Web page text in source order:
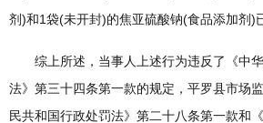
剂)和1袋(未开封)的焦亚硫酸钠(食品添加剂)
综上所述，当事人上述行为违反了《中华
法》第三十四条第一款的规定，平罗县市场
民共和国行政处罚法》第二十八条第一款和